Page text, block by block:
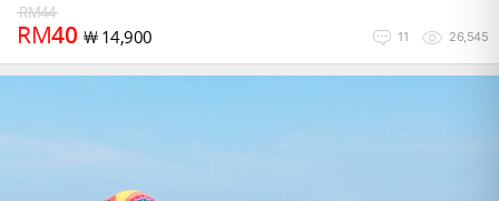
RM44
RM40 ￦ 14,900 11 26,545